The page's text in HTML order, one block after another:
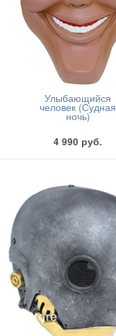
Улыбающийся
человек (Судная
ночь)
4 990 руб.